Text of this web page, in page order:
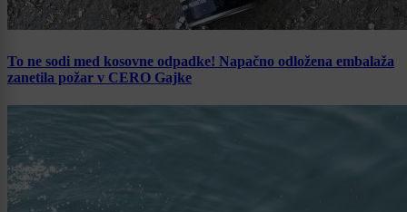
To ne sodi med kosovne odpadke! Napačno odložena embalaža
zanetila požar v CERO Gajke